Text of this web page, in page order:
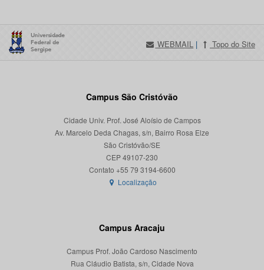
WEBMAIL | Topo do Site
Campus São Cristóvão
Cidade Univ. Prof. José Aloísio de Campos
Av. Marcelo Deda Chagas, s/n, Bairro Rosa Elze
São Cristóvão/SE
CEP 49107-230
Localização
Campus Aracaju
Campus Prof. João Cardoso Nascimento
Rua Cláudio Batista, s/n, Cidade Nova